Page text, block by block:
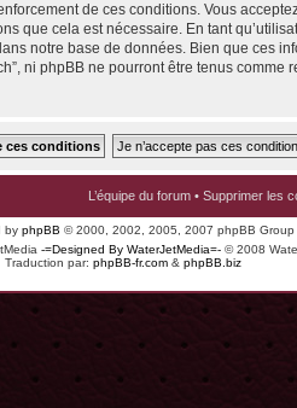
de ces conditions. Vous
que cela est nécessaire. En tant
notre base de données. Bien que ces
ni phpBB ne pourront être tenus
L’équipe du forum • Supprimer les
by phpBB © 2000, 2002, 2005, 2007 phpBB Group
-=Designed By WaterJetMedia=- © 2008
Traduction par: phpBB-fr.com & phpBB.biz